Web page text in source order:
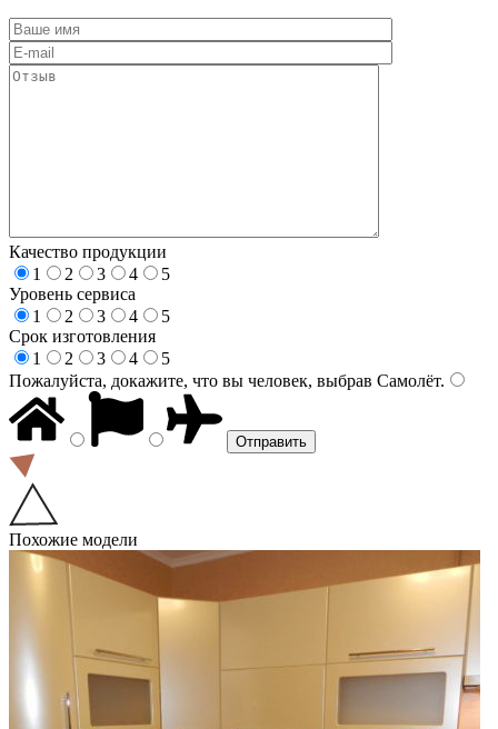
Качество продукции
1
2 3 4
5
Уровень сервиса
1
2 3 4
5
Срок изготовления
1
2 3 4
5
Пожалуйста, докажите, что вы человек, выбрав Самолёт.
Похожие модели